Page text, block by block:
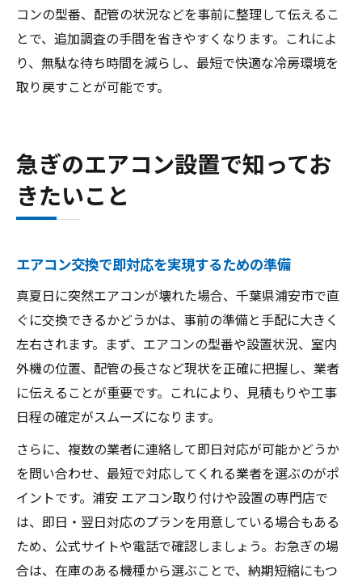
コンの型番、配管の状況などを事前に整理して伝えるこ
とで、追加調査の手間を省きやすくなります。これによ
り、無駄な待ち時間を減らし、最短で快適な冷房環境を
取り戻すことが可能です。
急ぎのエアコン設置で知ってお
きたいこと
エアコン交換で即対応を実現するための準備
真夏日に突然エアコンが壊れた場合、千葉県浦安市で直
ぐに交換できるかどうかは、事前の準備と手配に大きく
左右されます。まず、エアコンの型番や設置状況、室内
外機の位置、配管の長さなど現状を正確に把握し、業者
に伝えることが重要です。これにより、見積もりや工事
日程の確定がスムーズになります。
さらに、複数の業者に連絡して即日対応が可能かどうか
を問い合わせ、最短で対応してくれる業者を選ぶのがポ
イントです。浦安 エアコン取り付けや設置の専門店で
は、即日・翌日対応のプランを用意している場合もある
ため、公式サイトや電話で確認しましょう。お急ぎの場
合は、在庫のある機種から選ぶことで、納期短縮にもつ